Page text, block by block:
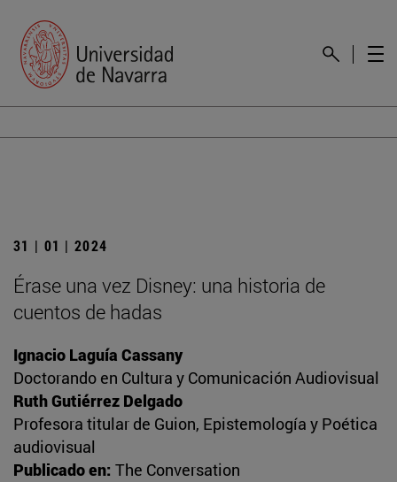
31 | 01 | 2024
Érase una vez Disney: una historia de
cuentos de hadas
Ignacio Laguía Cassany
Doctorando en Cultura y Comunicación Audiovisual
Ruth Gutiérrez Delgado
Profesora titular de Guion, Epistemología y Poética
audiovisual
Publicado en: The Conversation